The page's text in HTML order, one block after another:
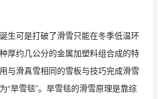
生可是打破了滑雪只能在冬季低温环
厚约几公分的金属加塑料组合成的特
与滑真雪相同的雪板与技巧完成滑雪
“旱雪毯”。旱雪毯的滑雪原理是靠综